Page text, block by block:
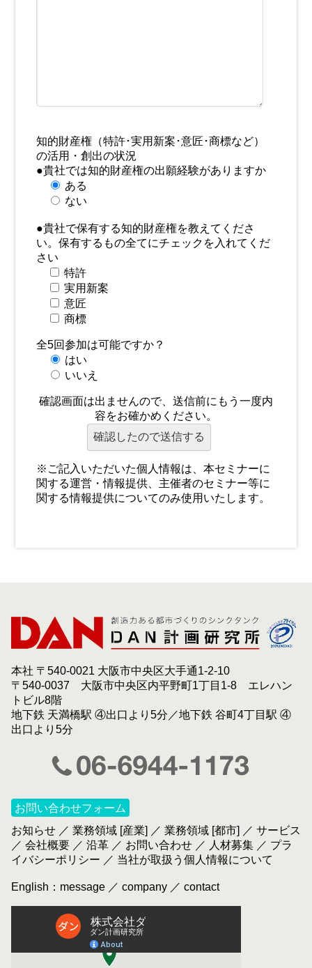
知的財産権（特許･実用新案･意匠･商標など）
の活用・創出の状況
●貴社では知的財産権の出願経験がありますか
ある
ない
●貴社で保有する知的財産権を教えてくださ
い。保有するもの全てにチェックを入れてくだ
さい
特許
実用新案
意匠
商標
全5回参加は可能ですか？
はい
いいえ
確認画面は出ませんので、送信前にもう一度内
容をお確かめください。
※ご記入いただいた個人情報は、本セミナーに
関する運営・情報提供、主催者のセミナー等に
関する情報提供についてのみ使用いたします。
本社 〒540-0021 大阪市中央区大手通1-2-10
〒540-0037 大阪市中央区内平野町1丁目1-8 エレハン
トビル8階
地下鉄 天満橋駅 ④出口より5分／地下鉄 谷町4丁目駅 ④
出口より5分
お問い合わせフォーム
お知らせ ／ 業務領域 [産業] ／ 業務領域 [都市] ／ サービス
／ 会社概要 ／ 沿革 ／ お問い合わせ ／ 人材募集 ／ プラ
イバシーポリシー ／ 当社が取扱う個人情報について
English： message ／ company ／ contact